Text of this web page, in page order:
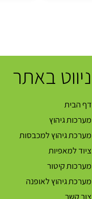
ניווט באתר
דף הבית
מערכות גיהוץ
מערכת גיהוץ למכבסות
ציוד למאפיות
מערכות קיטור
מערכת גיהוץ לאופנה
צור קשר